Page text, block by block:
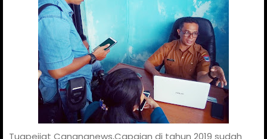
Tuapeijat Canangnews,Capaian di tahun 2019 sudah